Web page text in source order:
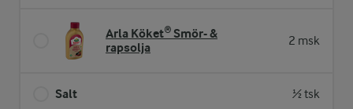
Arla Köket® Smör- &
rapsolja
2 msk
Salt ½ tsk